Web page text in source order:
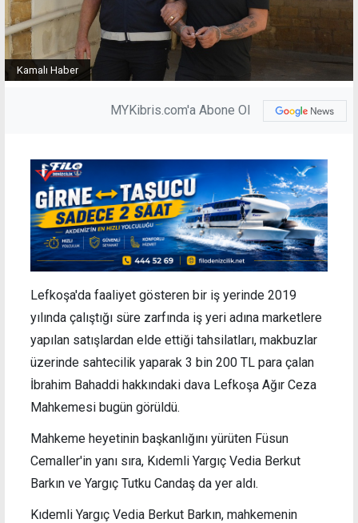
Kamalı Haber
MYKibris.com'a Abone Ol
Lefkoşa'da faaliyet gösteren bir iş yerinde 2019
yılında çalıştığı süre zarfında iş yeri adına marketlere
yapılan satışlardan elde ettiği tahsilatları, makbuzlar
üzerinde sahtecilik yaparak 3 bin 200 TL para çalan
İbrahim Bahaddi hakkındaki dava Lefkoşa Ağır Ceza
Mahkemesi bugün görüldü.
Mahkeme heyetinin başkanlığını yürüten Füsun
Cemaller'in yanı sıra, Kıdemli Yargıç Vedia Berkut
Barkın ve Yargıç Tutku Candaş da yer aldı.
Kıdemli Yargıç Vedia Berkut Barkın, mahkemenin